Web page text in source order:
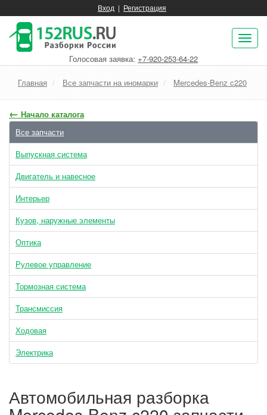
Вход | Регистрация
Голосовая заявка: +7-920-253-64-22
Главная Все запчасти на иномарки Mercedes-Benz c220
← Начало каталога
Все запчасти
Выпускная система
Двигатель и навесное
Интерьер
Кузов, наружные элементы
Оптика
Рулевое управление
Тормозная система
Трансмиссия
Ходовая
Электрика
Автомобильная разборка